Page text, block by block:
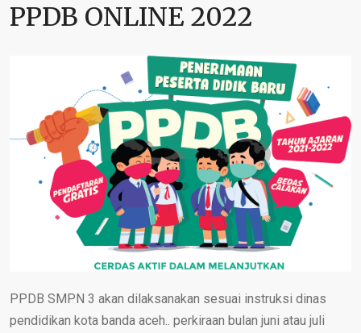
PPDB ONLINE 2022
PPDB SMPN 3 akan dilaksanakan sesuai instruksi dinas
pendidikan kota banda aceh.. perkiraan bulan juni atau juli